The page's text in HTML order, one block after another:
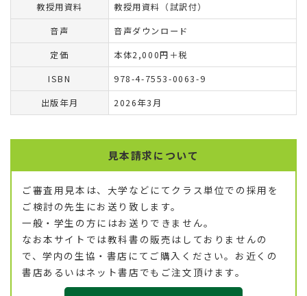
教授用資料
教授用資料（試訳付）
音声
音声ダウンロード
定価
本体2,000円＋税
ISBN
978-4-7553-0063-9
出版年月
2026年3月
見本請求について
ご審査用見本は、大学などにてクラス単位での採用を
ご検討の先生にお送り致します。
一般・学生の方にはお送りできません。
なお本サイトでは教科書の販売はしておりませんの
で、学内の生協・書店にてご購入ください。お近くの
書店あるいはネット書店でもご注文頂けます。